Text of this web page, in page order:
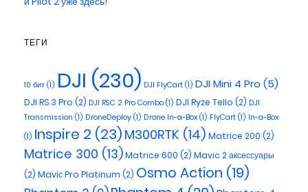
ТЕГИ
10 бит (1) DJI (230) DJI FlyCart (1) DJI Mini 4 Pro (5)
DJI RS 3 Pro (2) DJI RSC 2 Pro Combo (1) DJI Ryze Tello (2) DJI
Transmission (1) DroneDeploy (1) Drone In-a-Box (1) FlyCart (1) In-a-Box
(1) Inspire 2 (23)M300RTK (14) Matrice 200 (2)
Matrice 300 (13)Matrice 600 (2) Mavic 2 аксессуары
(2) Maviс Pro Platinum (2) Osmo Action (19)